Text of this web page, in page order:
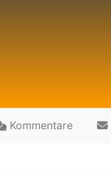
Kommentare